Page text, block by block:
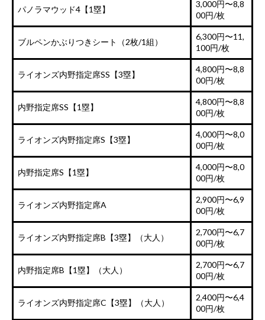
パノラマウッド4【1塁】
3,000円〜8,8
00円/枚
ブルペンかぶりつきシート（2枚/1組）
6,300円〜11,
100円/枚
ライオンズ内野指定席SS【3塁】
4,800円〜8,8
00円/枚
内野指定席SS【1塁】
4,800円〜8,8
00円/枚
ライオンズ内野指定席S【3塁】
4,000円〜8,0
00円/枚
内野指定席S【1塁】
4,000円〜8,0
00円/枚
ライオンズ内野指定席A
2,900円〜6,9
00円/枚
ライオンズ内野指定席B【3塁】（大人）
2,700円〜6,7
00円/枚
内野指定席B【1塁】（大人）
2,700円〜6,7
00円/枚
ライオンズ内野指定席C【3塁】（大人）
2,400円〜6,4
00円/枚